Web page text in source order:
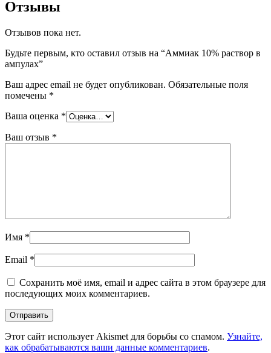
Отзывы
Отзывов пока нет.
Будьте первым, кто оставил отзыв на “Аммиак 10% раствор в
ампулах”
Ваш адрес email не будет опубликован. Обязательные поля
помечены *
Ваша оценка *
Ваш отзыв *
Имя *
Email *
Сохранить моё имя, email и адрес сайта в этом браузере для
последующих моих комментариев.
Этот сайт использует Akismet для борьбы со спамом. Узнайте,
как обрабатываются ваши данные комментариев.